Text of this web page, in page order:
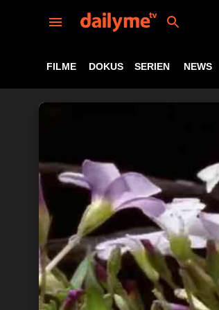
FILME DOKUS SERIEN NEWS